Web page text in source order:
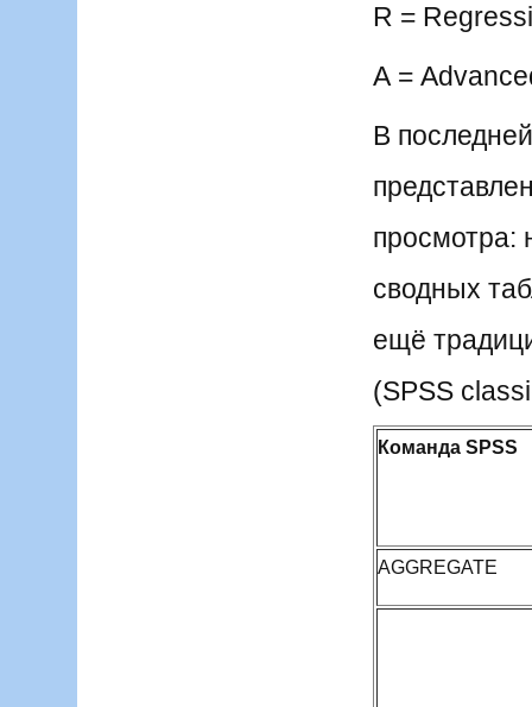
R =
А =
В
просмотра:
сводных
ещё
(SPSS
Команда SPSS
AGGREGATE